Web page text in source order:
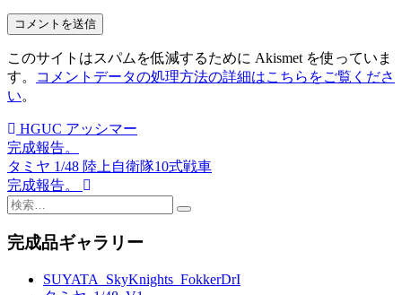
このサイトはスパムを低減するために Akismet を使っていま
す。
コメントデータの処理方法の詳細はこちらをご覧くださ
い。
投
稿
ナ
ビ
ゲ
HGUC アッシマー
完成報告。
タミヤ 1/48 陸上自衛隊10式戦車
完成報告。
検
完成品ギャラリー
SUYATA_SkyKnights_FokkerDrI